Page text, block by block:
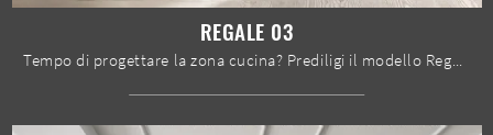
REGALE 03
Tempo di progettare la zona cucina? Prediligi il modello Regale 03 Home Cucine tra le nostre Cucine Classiche con isola.